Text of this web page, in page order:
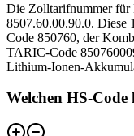
Die Zolltarifnummer
8507.60.00.90.0. Diese
Code 850760, der
TARIC-Code
Lithium-Ionen-
Welchen HS-